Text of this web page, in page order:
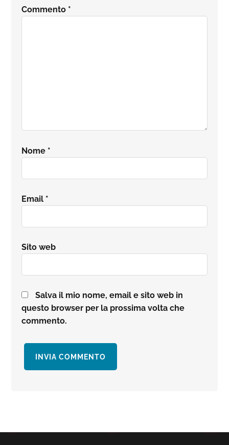
Commento *
Nome *
Email *
Sito web
Salva il mio nome, email e sito web in
questo browser per la prossima volta che
commento.